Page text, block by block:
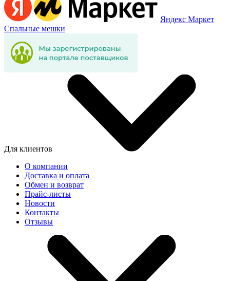
Яндекс Маркет
Спальные мешки
Для клиентов
О компании
Доставка и оплата
Обмен и возврат
Прайс-листы
Новости
Контакты
Отзывы